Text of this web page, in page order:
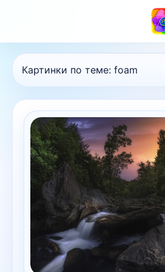
Картинки по теме: foam